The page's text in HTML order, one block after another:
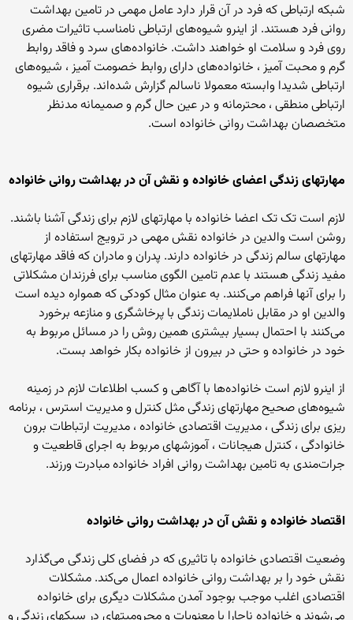
شبکه ارتباطی که فرد در آن قرار دارد عامل مهمی در تامین بهداشت
روانی فرد هستند. از اینرو شیوه‌های ارتباطی نامناسب تاثیرات مضری
روی فرد و سلامت او خواهند داشت. خانواده‌های سرد و فاقد روابط
گرم و محبت آمیز ، خانواده‌های دارای روابط خصومت آمیز ، شیوه‌های
ارتباطی شدیدا وابسته معمولا ناسالم گزارش شده‌اند. برقراری شیوه
ارتباطی منطقی ، محترمانه و در عین حال گرم و صمیمانه مدنظر
متخصصان بهداشت روانی خانواده است.
مهارتهای زندگی اعضای خانواده و نقش آن در بهداشت روانی خانواده
لازم است تک تک اعضا خانواده با مهارتهای لازم برای زندگی آشنا باشند.
روشن است والدین در خانواده نقش مهمی در ترویج استفاده از
مهارتهای سالم زندگی در خانواده دارند. پدران و مادران که فاقد مهارتهای
مفید زندگی هستند با عدم تامین الگوی مناسب برای فرزندان مشکلاتی
را برای آنها فراهم می‌کنند. به عنوان مثال کودکی که همواره دیده است
والدین او در مقابل ناملایمات زندگی با پرخاشگری و منازعه برخورد
می‌کنند با احتمال بسیار بیشتری همین روش را در مسائل مربوط به
خود در خانواده و حتی در بیرون از خانواده بکار خواهد بست.
از اینرو لازم است خانواده‌ها با آگاهی و کسب اطلاعات لازم در زمینه
شیوه‌های صحیح مهارتهای زندگی مثل کنترل و مدیریت استرس ، برنامه
ریزی برای زندگی ، مدیریت اقتصادی خانواده ، مدیریت ارتباطات برون
خانوادگی ، کنترل هیجانات ، آموزشهای مربوط به اجرای قاطعیت و
جرات‌مندی به تامین بهداشت روانی افراد خانواده مبادرت ورزند.
اقتصاد خانواده و نقش آن در بهداشت روانی خانواده
وضعیت اقتصادی خانواده با تاثیری که در فضای کلی زندگی می‌گذارد
نقش خود را بر بهداشت روانی خانواده اعمال می‌کند. مشکلات
اقتصادی اغلب موجب بوجود آمدن مشکلات دیگری برای خانواده